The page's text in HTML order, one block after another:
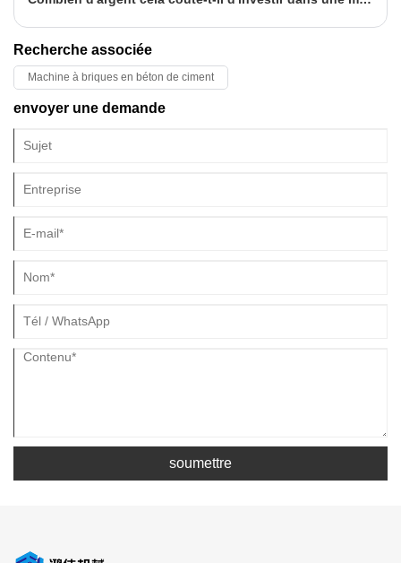
Recherche associée
Machine à briques en béton de ciment
envoyer une demande
soumettre